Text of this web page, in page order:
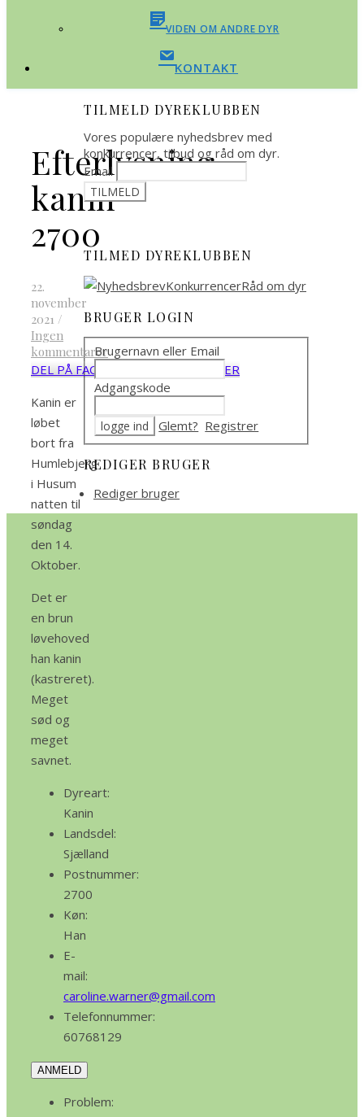
VIDEN OM ANDRE DYR
KONTAKT
Efterlysning
kanin
2700
22.
november
2021 /
Ingen
kommentarer
DEL PÅ FACEBOOK
DEL PÅ TWITTER
Kanin er
løbet
bort fra
Humlebjerg
i Husum
natten til
søndag
den 14.
Oktober.
Det er
en brun
løvehoved
han kanin
(kastreret).
Meget
sød og
meget
savnet.
Dyreart:
Kanin
Landsdel:
Sjælland
Postnummer:
2700
Køn:
Han
E-
mail:
caroline.warner@gmail.com
Telefonnummer:
60768129
ANMELD
Problem:
TILMELD DYREKLUBBEN
Vores populære nyhedsbrev med
konkurrencer, tilbud og råd om dyr.
Email
TILMED DYREKLUBBEN
BRUGER LOGIN
Brugernavn eller Email
Adgangskode
Glemt? Registrer
REDIGER BRUGER
Rediger bruger